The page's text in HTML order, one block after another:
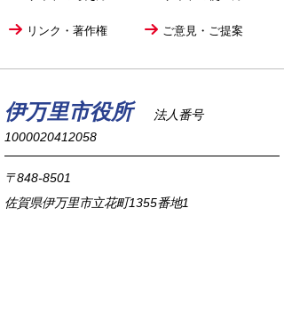
リンク・著作権 ご意見・ご提案
伊万里市役所
法人番号
1000020412058
〒848-8501
佐賀県伊万里市立花町1355番地1